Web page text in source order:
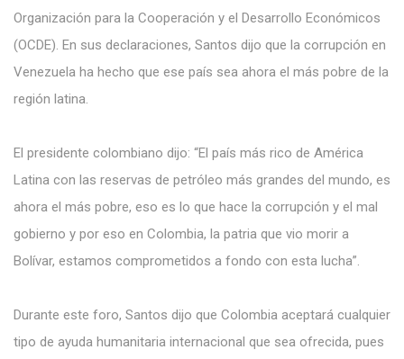
Organización para la Cooperación y el Desarrollo Económicos
(OCDE). En sus declaraciones, Santos dijo que la corrupción en
Venezuela ha hecho que ese país sea ahora el más pobre de la
región latina.
El presidente colombiano dijo: “El país más rico de América
Latina con las reservas de petróleo más grandes del mundo, es
ahora el más pobre, eso es lo que hace la corrupción y el mal
gobierno y por eso en Colombia, la patria que vio morir a
Bolívar, estamos comprometidos a fondo con esta lucha”.
Durante este foro, Santos dijo que Colombia aceptará cualquier
tipo de ayuda humanitaria internacional que sea ofrecida, pues